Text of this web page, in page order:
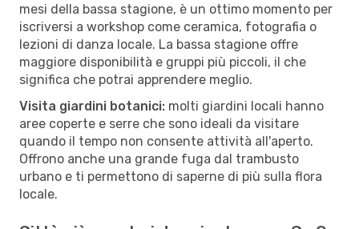
mesi della bassa stagione, è un ottimo momento per
iscriversi a workshop come ceramica, fotografia o
lezioni di danza locale. La bassa stagione offre
maggiore disponibilità e gruppi più piccoli, il che
significa che potrai apprendere meglio.
Visita giardini botanici: molti giardini locali hanno
aree coperte e serre che sono ideali da visitare
quando il tempo non consente attività all'aperto.
Offrono anche una grande fuga dal trambusto
urbano e ti permettono di saperne di più sulla flora
locale.